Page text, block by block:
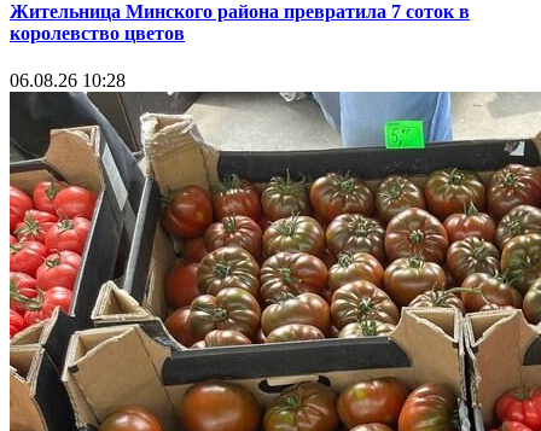
Жительница Минского района превратила 7 соток в
королевство цветов
06.08.26 10:28